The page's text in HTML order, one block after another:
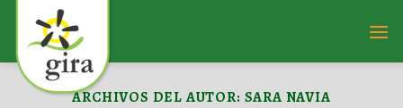
contenido
ARCHIVOS DEL AUTOR: SARA NAVIA